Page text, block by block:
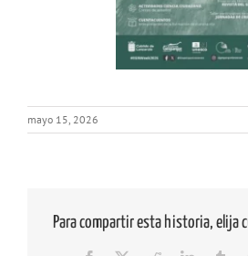
mayo 15, 2026
Para compartir esta historia, elija